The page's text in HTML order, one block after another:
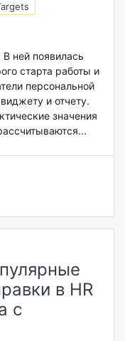
ней появилась
старта работы и
персональной
и отчету.
значения
в HR
с